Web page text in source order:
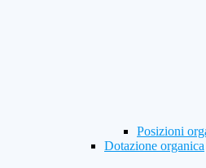
Posizioni
Dotazione organica